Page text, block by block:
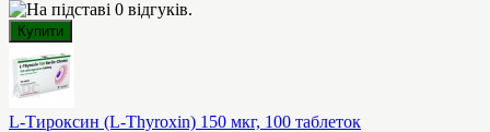
L-Тироксин (L-Thyroxin) 150 мкг, 100 таблеток